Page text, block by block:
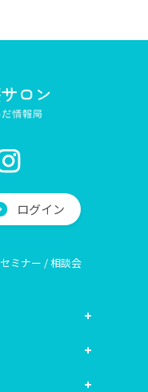
ログイン
セミナー / 相談会